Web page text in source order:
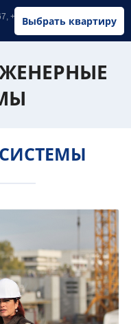
Выбрать квартиру
+7 (902) 326-67-67